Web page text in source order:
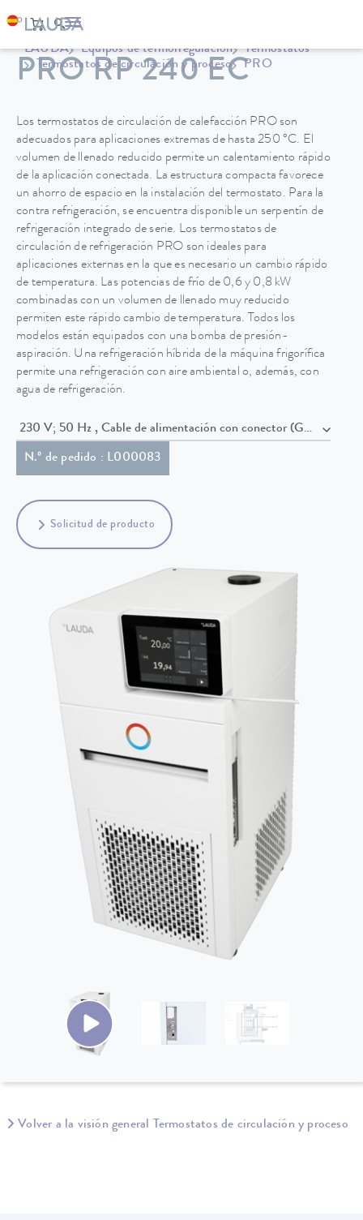
LAUDA Equipos de termorregulación
Termostatos
Termostatos de circulación y proceso
PRO
PRO RP 240 EC
Los termostatos de circulación de calefacción PRO son
adecuados para aplicaciones extremas de hasta 250 °C. El
volumen de llenado reducido permite un calentamiento rápido
de la aplicación conectada. La estructura compacta favorece
un ahorro de espacio en la instalación del termostato. Para la
contra refrigeración, se encuentra disponible un serpentín de
refrigeración integrado de serie. Los termostatos de
circulación de refrigeración PRO son ideales para
aplicaciones externas en la que es necesario un cambio rápido
de temperatura. Las potencias de frío de 0,6 y 0,8 kW
combinadas con un volumen de llenado muy reducido
permiten este rápido cambio de temperatura. Todos los
modelos están equipados con una bomba de presión-
aspiración. Una refrigeración híbrida de la máquina frigorífica
permite una refrigeración con aire ambiental o, además, con
agua de refrigeración.
230 V; 50 Hz , Cable de alimentación con conector (GB2099,
N.º de pedido : L000083
Solicitud de producto
Volver a la visión general Termostatos de circulación y proceso